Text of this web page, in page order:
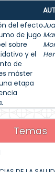
del efecto
de jugo
sobre
y el
de
máster
etapa
Temas